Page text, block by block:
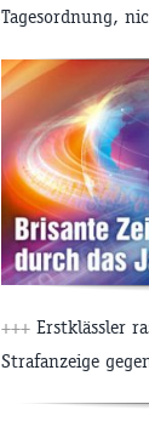
Tagesordnung,
+++ Erstklässler
Strafanzeige